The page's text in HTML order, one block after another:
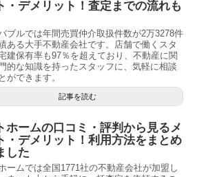
・デメリット！査定までの流れも
ブルでは年間売買仲介取扱件数が2万3278件
ある大手不動産会社です。店舗で働くスタ
建保有率も97％を超えており、不動産に関
的な知識を持ったスタッフに、気軽に相談
ができます。
記事を読む
ホームの口コミ・評判から見るメ
・デメリット！利用方法をまとめ
した
ームでは全国1771社の不動産会社が加盟し